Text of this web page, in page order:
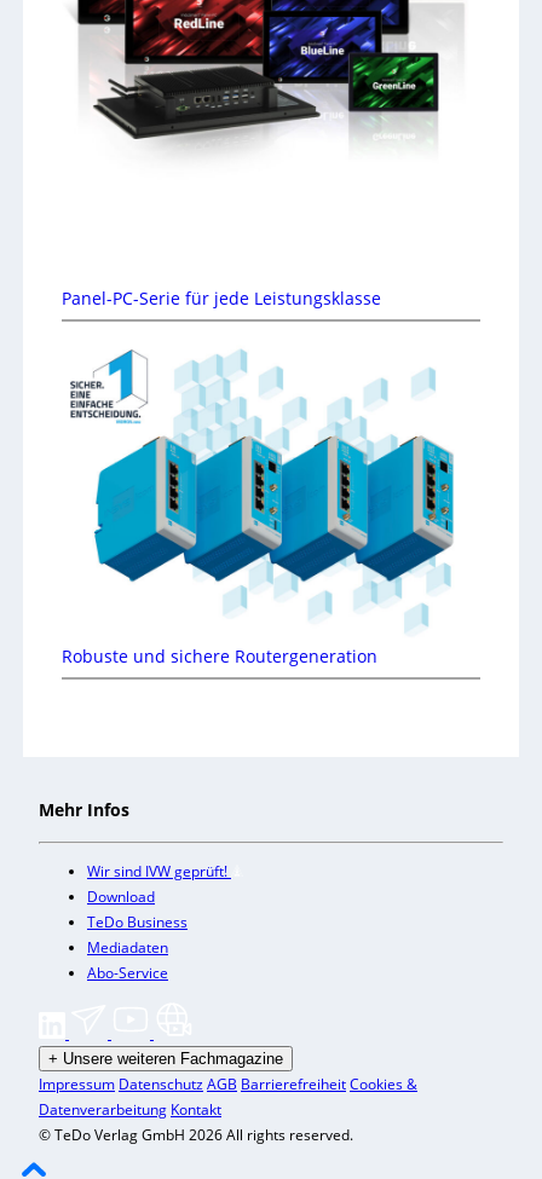
Panel-PC-Serie für jede Leistungsklasse
Robuste und sichere Routergeneration
Mehr Infos
Wir sind IVW geprüft!
Download
TeDo Business
Mediadaten
Abo-Service
+ Unsere weiteren Fachmagazine
Impressum DatenschutzAGB BarrierefreiheitCookies &
Datenverarbeitung Kontakt
© TeDo Verlag GmbH 2026 All rights reserved.